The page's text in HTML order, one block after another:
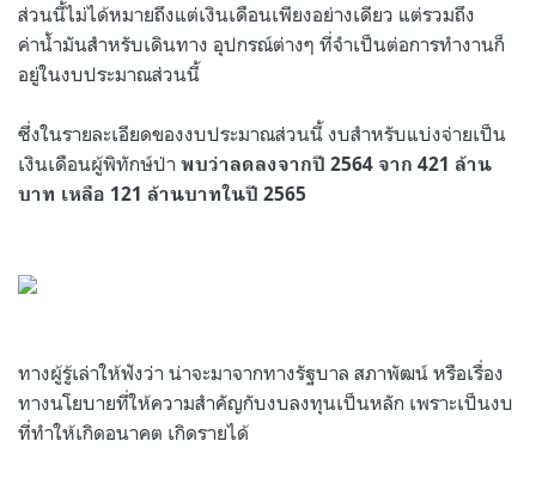
ส่วนนี้ไม่ได้หมายถึงแต่เงินเดือนเพียงอย่างเดียว แต่รวมถึง
ค่าน้ำมันสำหรับเดินทาง อุปกรณ์ต่างๆ ที่จำเป็นต่อการทำงานก็
อยู่ในงบประมาณส่วนนี้
ซึ่งในรายละเอียดของงบประมาณส่วนนี้ งบสำหรับแบ่งจ่ายเป็น
เงินเดือนผู้พิทักษ์ป่า พบว่าลดลงจากปี 2564 จาก 421 ล้าน
บาท เหลือ 121 ล้านบาทในปี 2565
ทางผู้รู้เล่าให้ฟังว่า น่าจะมาจากทางรัฐบาล สภาพัฒน์ หรือเรื่อง
ทางนโยบายที่ให้ความสำคัญกับงบลงทุนเป็นหลัก เพราะเป็นงบ
ที่ทำให้เกิดอนาคต เกิดรายได้